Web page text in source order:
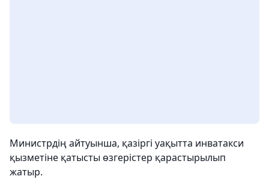
Министрдің айтуынша, қазіргі уақытта инватакси
қызметіне қатысты өзгерістер қарастырылып
жатыр.